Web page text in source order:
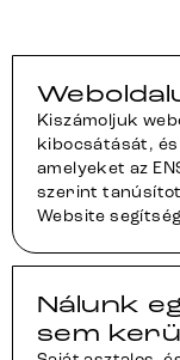
Kiszámoljuk
kibocsátását,
amelyeket az
szerint
Website
Nálunk
sem